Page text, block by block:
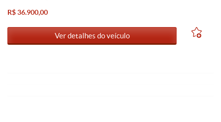
R$ 36.900,00
Ver detalhes do veículo